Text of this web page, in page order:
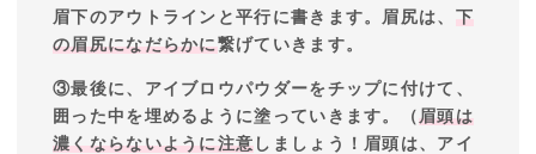
眉下のアウトラインと平行に書きます。眉尻は、 下
の眉尻になだらかに繋げていきます。
③最後に、アイブロウパウダーをチップに付けて、
囲った中を埋めるように塗っていきます。（眉頭は
濃くならないように注意 しましょう！眉頭は、アイ